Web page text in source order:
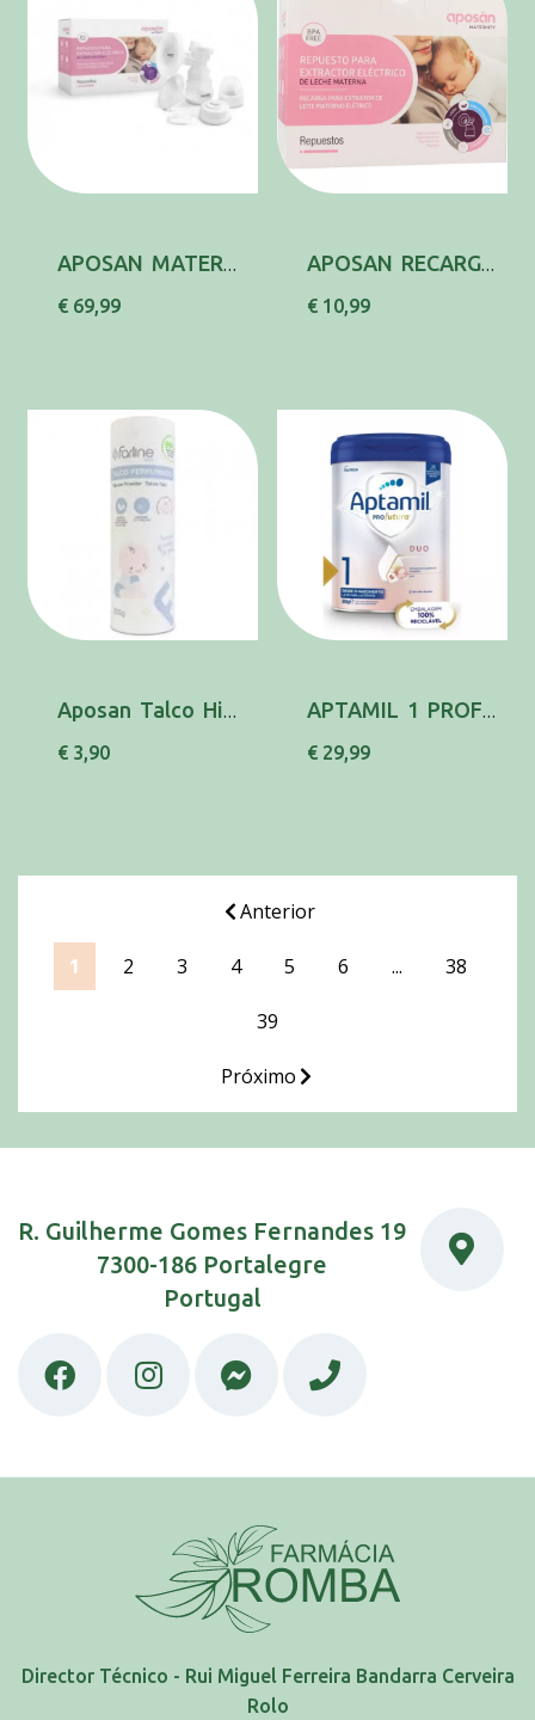
APOSAN MATERNITY EXTRATOR ELETRICO DE LEITE M...
€ 69,99
APOSAN RECARGA EXTRATOR
€ 10,99
Aposan Talco Hipoalergenico 200g
€ 3,90
APTAMIL 1 PROFUTURA LT LACT 800G DUO
€ 29,99
Anterior
1 2 3 4 5 6 ... 38
39
Próximo
R. Guilherme Gomes Fernandes 19
7300-186 Portalegre
Portugal
Director Técnico - Rui Miguel Ferreira Bandarra Cerveira
Rolo